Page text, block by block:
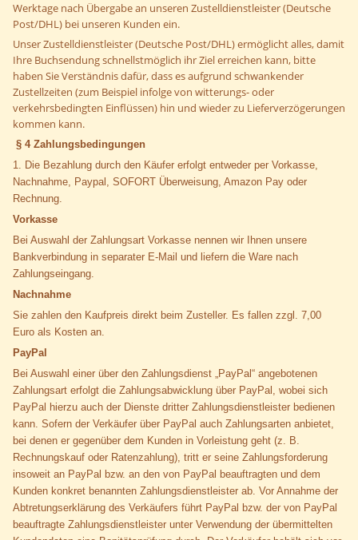
Werktage nach Übergabe an unseren Zustelldienstleister (Deutsche
Post/DHL) bei unseren Kunden ein.
Unser Zustelldienstleister (Deutsche Post/DHL) ermöglicht alles, damit
Ihre Buchsendung schnellstmöglich ihr Ziel erreichen kann, bitte
haben Sie Verständnis dafür, dass es aufgrund schwankender
Zustellzeiten (zum Beispiel infolge von witterungs- oder
verkehrsbedingten Einflüssen) hin und wieder zu Lieferverzögerungen
kommen kann.
§ 4 Zahlungsbedingungen
1. Die Bezahlung durch den Käufer erfolgt entweder per Vorkasse,
Nachnahme, Paypal, SOFORT Überweisung, Amazon Pay oder
Rechnung.
Vorkasse
Bei Auswahl der Zahlungsart Vorkasse nennen wir Ihnen unsere
Bankverbindung in separater E-Mail und liefern die Ware nach
Zahlungseingang.
Nachnahme
Sie zahlen den Kaufpreis direkt beim Zusteller. Es fallen zzgl. 7,00
Euro als Kosten an.
PayPal
Bei Auswahl einer über den Zahlungsdienst „PayPal“ angebotenen
Zahlungsart erfolgt die Zahlungsabwicklung über PayPal, wobei sich
PayPal hierzu auch der Dienste dritter Zahlungsdienstleister bedienen
kann. Sofern der Verkäufer über PayPal auch Zahlungsarten anbietet,
bei denen er gegenüber dem Kunden in Vorleistung geht (z. B.
Rechnungskauf oder Ratenzahlung), tritt er seine Zahlungsforderung
insoweit an PayPal bzw. an den von PayPal beauftragten und dem
Kunden konkret benannten Zahlungsdienstleister ab. Vor Annahme der
Abtretungserklärung des Verkäufers führt PayPal bzw. der von PayPal
beauftragte Zahlungsdienstleister unter Verwendung der übermittelten